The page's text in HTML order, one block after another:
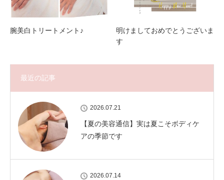
腕美白トリートメント♪
明けましておめでとうございま
す
最近の記事
2026.07.21
【夏の美容通信】実は夏こそボディケ
アの季節です
2026.07.14